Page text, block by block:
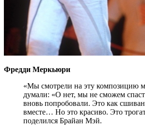
Фредди Меркьюри
«Мы смотрели на эту композицию
думали: «О нет, мы не сможем
вновь попробовали. Это как
вместе… Но это красиво. Это
поделился Брайан Мэй.